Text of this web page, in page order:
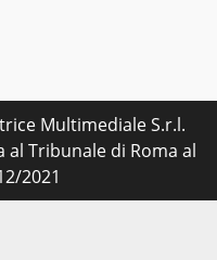
Multimediale S.r.l.
Tribunale di Roma al
2021